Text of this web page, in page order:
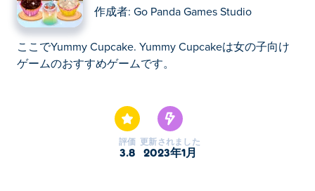
作成者: Go Panda Games Studio
ここでYummy Cupcake. Yummy Cupcakeは女の子向け
ゲームのおすすめゲームです。
評価
3.8
更新されました
2023年1月